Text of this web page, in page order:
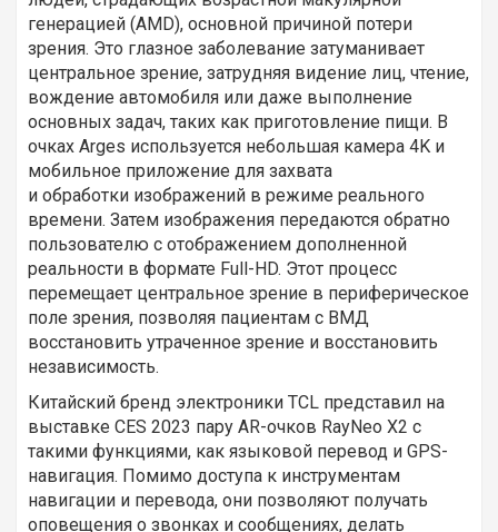
генерацией (AMD), основной причиной потери
зрения. Это глазное заболевание затуманивает
центральное зрение, затрудняя видение лиц, чтение,
вождение автомобиля или даже выполнение
основных задач, таких как приготовление пищи. В
очках Arges используется небольшая камера 4K и
мобильное приложение для захвата
и обработки изображений в режиме реального
времени. Затем изображения передаются обратно
пользователю с отображением дополненной
реальности в формате Full-HD. Этот процесс
перемещает центральное зрение в периферическое
поле зрения, позволяя пациентам с ВМД
восстановить утраченное зрение и восстановить
независимость.
Китайский бренд электроники TCL представил на
выставке CES 2023 пару AR-очков RayNeo X2 с
такими функциями, как языковой перевод и GPS-
навигация. Помимо доступа к инструментам
навигации и перевода, они позволяют получать
оповещения о звонках и сообщениях, делать